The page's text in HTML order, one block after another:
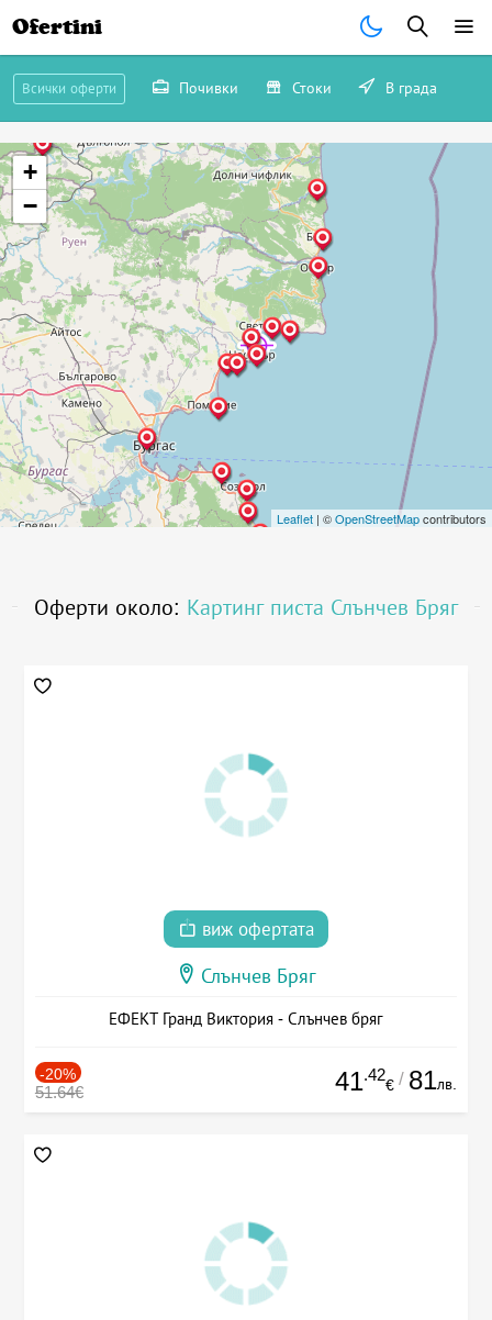
Ofertini
Всички оферти Почивки Стоки В града
+
−
Leaflet | ©OpenStreetMapcontributors
Оферти около: Картинг писта Слънчев Бряг
виж офертата
Слънчев Бряг
ЕФЕКТ Гранд Виктория - Слънчев бряг
-20%
51.64€ 41.42
€ / 81лв.